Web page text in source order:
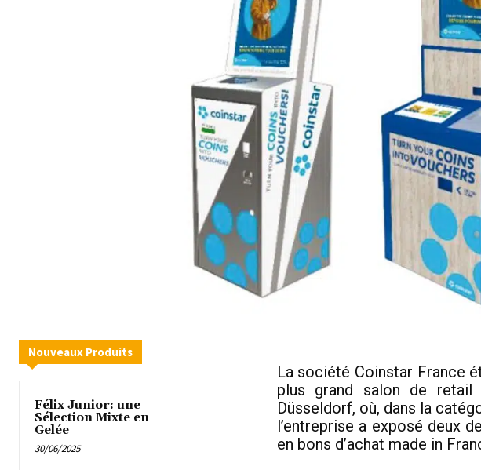
Nouveaux Produits
Félix Junior: une
Sélection Mixte en
Gelée
30/06/2025
La société Coinstar France
plus grand salon de
Düsseldorf, où, dans la
l’entreprise a exposé deux
en bons d’achat made in